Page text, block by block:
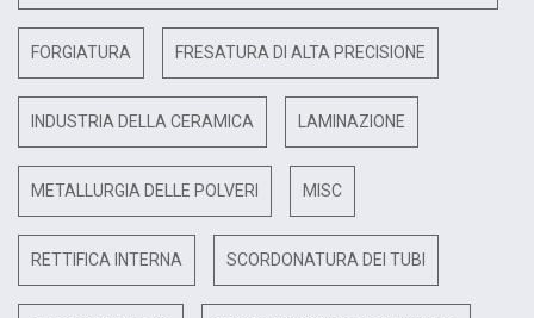
FORGIATURA FRESATURA DI ALTA PRECISIONE
INDUSTRIA DELLA CERAMICA LAMINAZIONE
METALLURGIA DELLE POLVERI MISC
RETTIFICA INTERNA SCORDONATURA DEI TUBI